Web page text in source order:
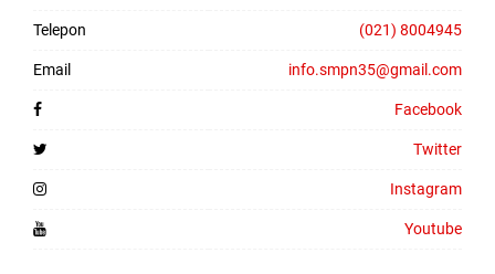
Telepon (021) 8004945
Email info.smpn35@gmail.com
Facebook
Twitter
Instagram
Youtube